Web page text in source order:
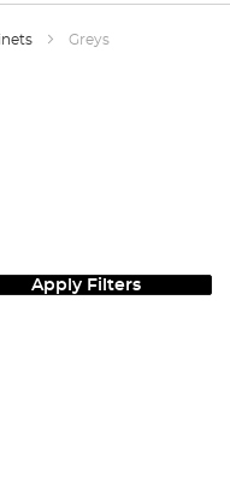
Greys
Apply Filters